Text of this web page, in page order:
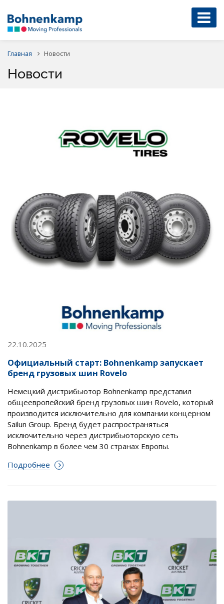
Главная Новости
Новости
22.10.2025
Официальный старт: Bohnenkamp запускает
бренд грузовых шин Rovelo
Немецкий дистрибьютор Bohnenkamp представил
общеевропейский бренд грузовых шин Rovelo, который
производится исключительно для компании концерном
Sailun Group. Бренд будет распространяться
исключительно через дистрибьюторскую сеть
Bohnenkamp в более чем 30 странах Европы.
Подробнее